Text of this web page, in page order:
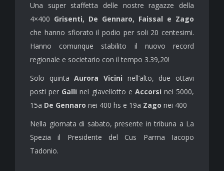
Una super staffetta delle nostre ragazze della
4×400 Grisenti, De Gennaro, Faissal e Zago
che hanno sfiorato il podio per soli 20 centesimi.
Hanno comunque stabilito il nuovo record
regionale e societario con il tempo 3.39,20!
Solo quintaAurora Vicini nell’alto, due ottavi
posti per Galli nel giavellotto e Accorsi nei 5000,
15a De Gennaro nei 400 hs e 19a Zago nei 400
Nella giornata di sabato, presente in tribuna a La
Spezia il Presidente del Cus Parma Iacopo
Tadonio.